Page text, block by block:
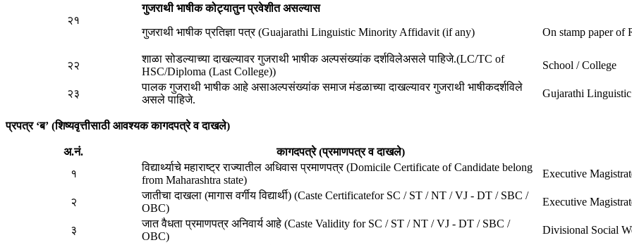
२१
गुजराथी भाषीक कोट्यातुन प्रवेशीत असल्यास
गुजराथी भाषीक प्रतिज्ञा पत्र (Guajarathi Linguistic Minority Affidavit (if any)
On stamp paper of
२२
शाळा सोडल्याच्या दाखल्यावर गुजराथी भाषीक अल्पसंख्यांक दर्शविलेअसले पाहिजे.(LC/TC of
HSC/Diploma (Last College))
School / College
२३
पालक गुजराथी भाषीक आहे असाअल्पसंख्यांक समाज मंडळाच्या दाखल्यावर गुजराथी भाषीकदर्शविले
असले पाहिजे.
Gujarathi
प्रपत्र ‘ब’ (शिष्यवृत्तीसाठी आवश्यक कागदपत्रे व दाखले)
अ.नं. कागदपत्रे (प्रमाणपत्र व दाखले)
१
विद्यार्थ्याचे महाराष्ट्र राज्यातील अधिवास प्रमाणपत्र (Domicile Certificate of Candidate belong
from Maharashtra state)
Executive
२
जातीचा दाखला (मागास वर्गीय विद्यार्थी) (Caste Certificatefor SC / ST / NT / VJ - DT / SBC /
OBC)
Executive
३
जात वैधता प्रमाणपत्र अनिवार्य आहे (Caste Validity for SC / ST / NT / VJ - DT / SBC /
OBC)
Divisional Social